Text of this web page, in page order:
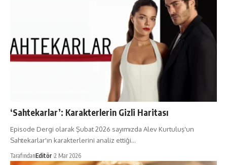
‘Sahtekarlar’: Karakterlerin Gizli Haritası
Episode Dergi olarak Şubat 2026 sayımızda Alev Kurtuluş'un
Sahtekarlar'ın karakterlerini analiz ettiği…
TarafındanEditör 2 Mar 2026